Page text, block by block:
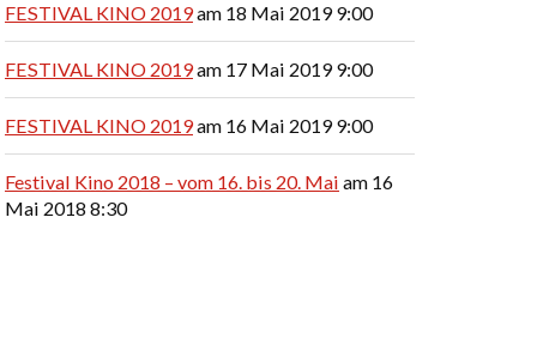
FESTIVAL KINO 2019am 18 Mai 2019 9:00
FESTIVAL KINO 2019am 17 Mai 2019 9:00
FESTIVAL KINO 2019am 16 Mai 2019 9:00
Festival Kino 2018 – vom 16. bis 20. Mai am 16
Mai 2018 8:30